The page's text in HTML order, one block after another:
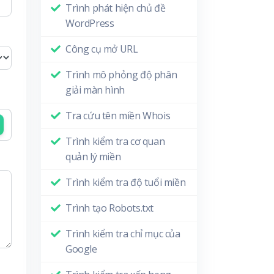
Trình phát hiện chủ đề
WordPress
Công cụ mở URL
Trình mô phỏng độ phân
giải màn hình
Tra cứu tên miền Whois
Trình kiểm tra cơ quan
quản lý miền
Trình kiểm tra độ tuổi miền
Trình tạo Robots.txt
Trình kiểm tra chỉ mục của
Google